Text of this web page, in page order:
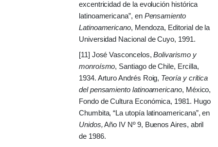
excentricidad de la evolución histórica
latinoamericana”, en Pensamiento
Latinoamericano, Mendoza, Editorial de la
Universidad Nacional de Cuyo, 1991.
[11] José Vasconcelos,Bolivarismo y
monroísmo, Santiago de Chile, Ercilla,
1934. Arturo Andrés Roig, Teoría y crítica
del pensamiento latinoamericano, México,
Fondo de Cultura Económica, 1981. Hugo
Chumbita, “La utopía latinoamericana”, en
Unidos,Año IV Nº 9, Buenos Aires, abril
de 1986.